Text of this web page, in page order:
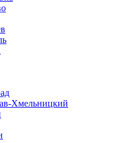
Хмельницкий